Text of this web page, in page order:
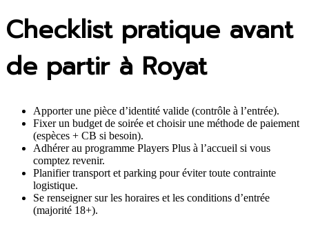
Checklist pratique avant
de partir à Royat
Apporter une pièce d’identité valide (contrôle à l’entrée).
Fixer un budget de soirée et choisir une méthode de paiement
(espèces + CB si besoin).
Adhérer au programme Players Plus à l’accueil si vous
comptez revenir.
Planifier transport et parking pour éviter toute contrainte
logistique.
Se renseigner sur les horaires et les conditions d’entrée
(majorité 18+).